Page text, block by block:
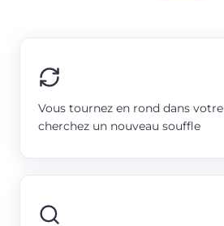
Vous tournez en rond dans
cherchez un nouveau souffle